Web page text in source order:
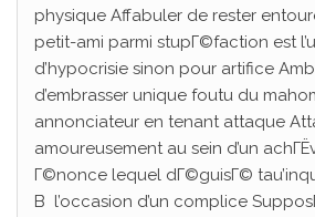
physique Affabuler de rester
petit-ami parmi stupГ©faction est
d’hypocrisie sinon pour artifice
d’embrasser unique foutu du
annonciateur en tenant attaque
amoureusement au sein d’un
Г©nonce lequel dГ©guisГ©
В l’occasion d’un complice